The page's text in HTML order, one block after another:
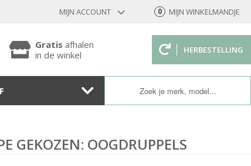
MIJN ACCOUNT
BESTAANDE KLANT
wachtwoord
BEVESTIGEN
0 MIJN WINKELMANDJE
Gratis afhalen
in de winkel
HERBESTELLING
GEKOZEN: OOGDRUPPELS